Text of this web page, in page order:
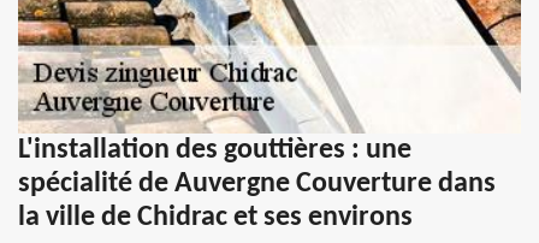
L'installation des gouttières : une
spécialité de Auvergne Couverture dans
la ville de Chidrac et ses environs